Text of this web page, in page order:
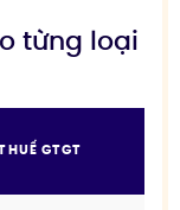
từng loại
GTGT